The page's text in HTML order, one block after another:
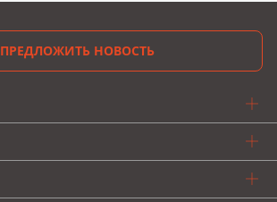
ПРЕДЛОЖИТЬ НОВОСТЬ